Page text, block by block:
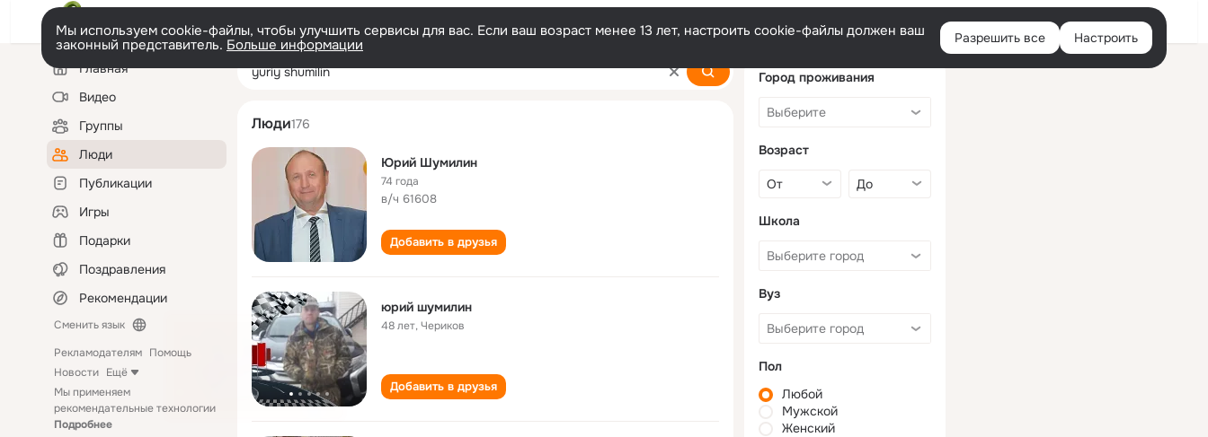
Войти
Мы используем cookie-файлы, чтобы улучшить сервисы для вас. Если ваш возраст менее 13 лет, настроить cookie-файлы должен ваш
законный представитель. Больше информации Разрешить все Настроить
Левая
колонкаГлавная
Видео
Группы
Люди
Публикации
Игры
Подарки
Поздравления
Рекомендации
Сменить язык
Рекламодателям Помощь
Новости Ещё
Мы применяем
рекомендательные технологии
Подробнее
yuriy shumilin
Люди176
Юрий Шумилин
74 года
в/ч 61608
Добавить в друзья
юрий шумилин
48 лет,Чериков
Добавить в друзья
Город проживания
Возраст
Школа
Вуз
Пол
Любой
Мужской
Женский